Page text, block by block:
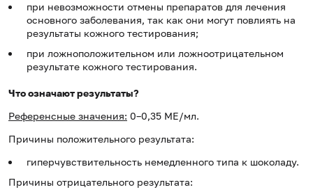
при невозможности отмены препаратов для лечения
основного заболевания, так как они могут повлиять на
результаты кожного тестирования;
при ложноположительном или ложноотрицательном
результате кожного тестирования.
Что означают результаты?
Референсные значения: 0–0,35 МЕ/мл.
Причины положительного результата:
гиперчувствительность немедленного типа к шоколаду.
Причины отрицательного результата: